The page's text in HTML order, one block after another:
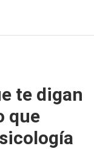
te digan
que